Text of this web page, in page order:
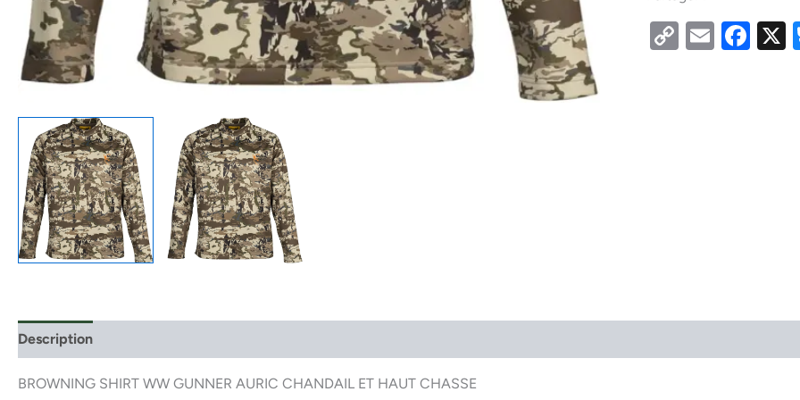
CopyEmail
Description
BROWNING SHIRT WW GUNNER AURIC CHANDAIL ET HAUT CHASSE